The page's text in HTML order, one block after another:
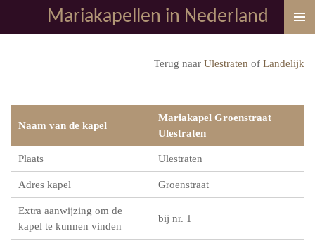
direct
Mariakapellen in Nederland
Terug naar Ulestraten of Landelijk
Naam van de kapel
Mariakapel Groenstraat
Ulestraten
Plaats Ulestraten
Adres kapel Groenstraat
Extra aanwijzing om de
kapel te kunnen vinden
bij nr. 1